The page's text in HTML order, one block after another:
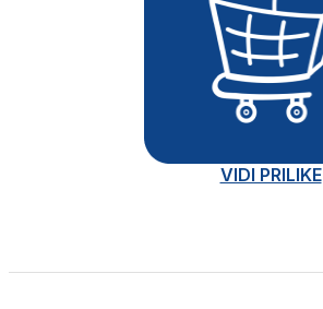
VIDI PRILIKE